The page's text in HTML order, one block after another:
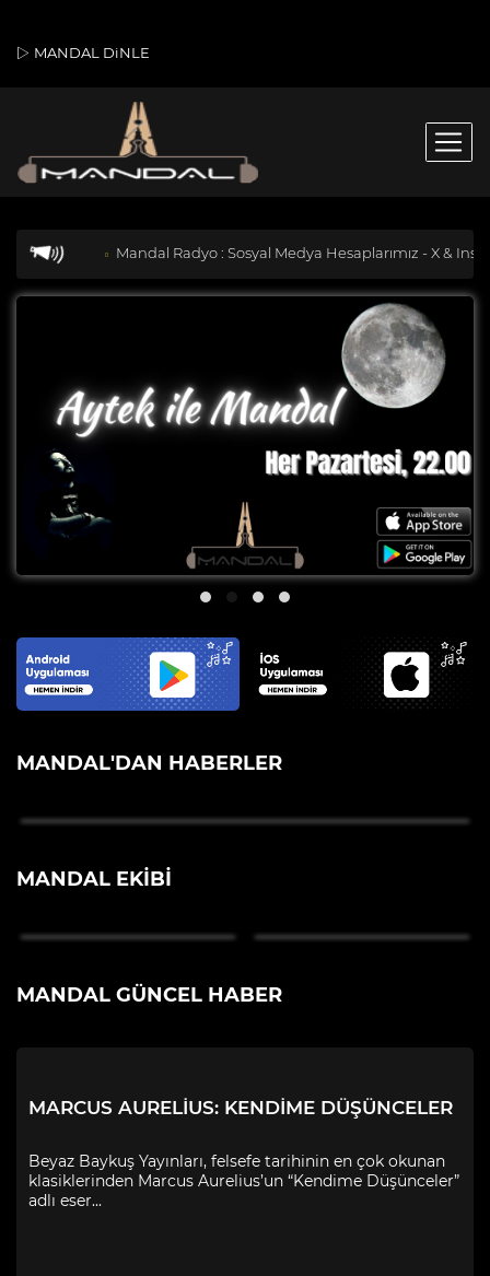
MANDAL DiNLE
Mandal Radyo : Sosyal Medya Hesaplarımız - X &
MANDAL'DAN HABERLER
MANDAL EKIBI
MANDAL GÜNCEL HABER
MARCUS AURELIUS: KENDIME DÜŞÜNCELER
Beyaz Baykuş Yayınları, felsefe tarihinin en çok okunan
klasiklerinden Marcus Aurelius’un “Kendime Düşünceler”
adlı eser...